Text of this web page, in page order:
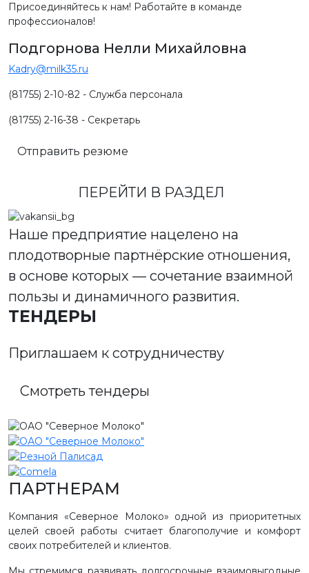
Присоединяйтесь к нам! Работайте в команде
профессионалов!
Подгорнова Нелли Михайловна
Kadry@milk35.ru
(81755) 2-10-82 - Служба персонала
(81755) 2-16-38 - Секретарь
Отправить резюме
ПЕРЕЙТИ В РАЗДЕЛ
Наше предприятие нацелено на
плодотворные партнёрские отношения,
в основе которых — сочетание взаимной
пользы и динамичного развития.
ТЕНДЕРЫ
Приглашаем к сотрудничеству
Смотреть тендеры
ПАРТНЕРАМ
Компания «Северное Молоко» одной из приоритетных
целей своей работы считает благополучие и комфорт
своих потребителей и клиентов.